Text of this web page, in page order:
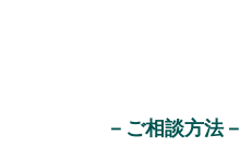
－ご相談方法－